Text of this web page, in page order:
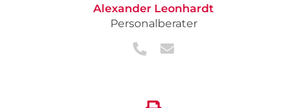
Alexander Leonhardt
Personalberater